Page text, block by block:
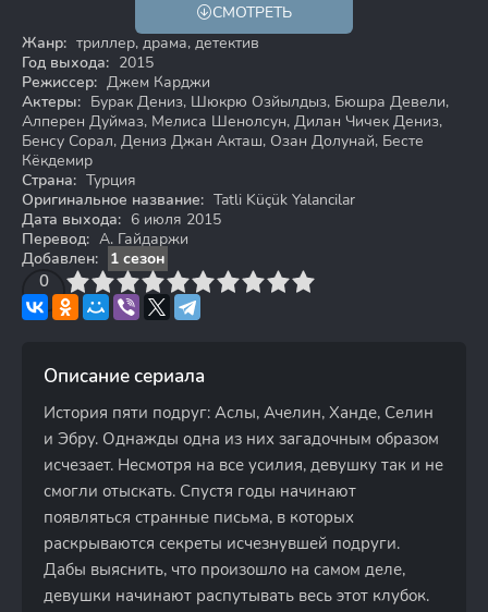
СМОТРЕТЬ
Жанр: триллер, драма, детектив
Год выхода: 2015
Режиссер: Джем Карджи
Актеры: Бурак Дениз, Шюкрю Озйылдыз, Бюшра Девели,
Алперен Дуймаз, Мелиса Шенолсун, Дилан Чичек Дениз,
Бенсу Сорал, Дениз Джан Акташ, Озан Долунай, Бесте
Кёкдемир
Страна: Турция
Оригинальное название: Tatli Küçük Yalancilar
Дата выхода: 6 июля 2015
Перевод: А. Гайдаржи
Добавлен:
1 сезон
0
4 6 7 8 9 10
Описание сериала
История пяти подруг: Аслы, Ачелин, Ханде, Селин
и Эбру. Однажды одна из них загадочным образом
исчезает. Несмотря на все усилия, девушку так и не
смогли отыскать. Спустя годы начинают
появляться странные письма, в которых
раскрываются секреты исчезнувшей подруги.
Дабы выяснить, что произошло на самом деле,
девушки начинают распутывать весь этот клубок.